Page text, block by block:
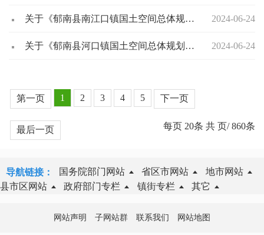
关于《郁南县南江口镇国土空间总体规划（2021-2035年）》的公告 2024-06-24
关于《郁南县河口镇国土空间总体规划（2021-2035年）》的公告 2024-06-24
第一页 1 2 3 4 5 下一页
最后一页 每页 20条 共 页/860条
导航链接： 国务院部门网站 省区市网站
地市网站
县市区网站
政府部门专栏 镇街专栏 其它
网站声明 子网站群 联系我们 网站地图